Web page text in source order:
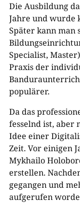
Die Ausbildung
Jahre und wurde
Später kann man
Specialist,
Praxis der
populärer.
Da das
fesselnd ist, aber
Idee einer
Zeit. Vor einigen
Mykhailo
erstellen.
gegangen und
aufgerufen